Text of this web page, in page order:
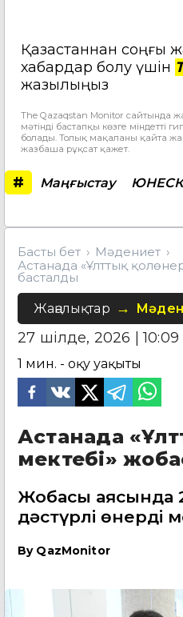
Қазақстаннан соңғы
хабардар болу үшін
жазылыңыз
The Qazaqstan Monitor сайтында
мәтінді бастапқы көзге міндетті
болады. Толық мақаланы қайта
жазбаша рұқсат қажет.
# Маңғыстау
Басты бет
Мәдениет
Астанада «Ұлттық
басталды
Жаңалықтар
27 шілде, 2026 | 10:09
1 мин. - оқу уақыты
Астанада
мектебі»
Жобасы аясында
дәстүрлі өнерді
By QazMonitor